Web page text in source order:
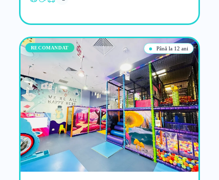
Până la 12 ani
RECOMANDAT